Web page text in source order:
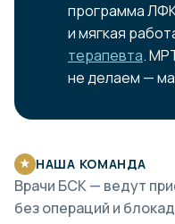
программа
и мягкая
терапевта.
не делаем —
★ НАША КОМАНДА
Врачи БСК — ведут
без операций и блокад